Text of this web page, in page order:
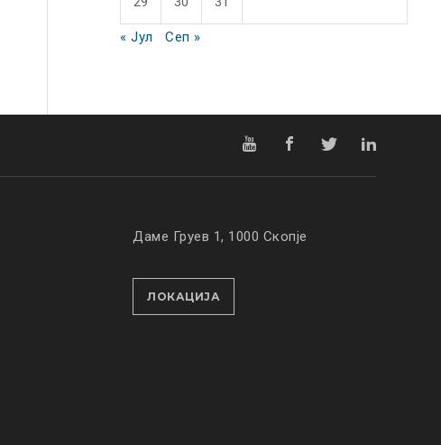
« Јул Сеп »
Даме Груев 1, 1000 Скопје
ЛОКАЦИЈА